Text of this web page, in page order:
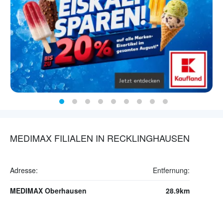
MEDIMAX FILIALEN IN RECKLINGHAUSEN
Adresse: Entfernung:
MEDIMAX Oberhausen 28.9km